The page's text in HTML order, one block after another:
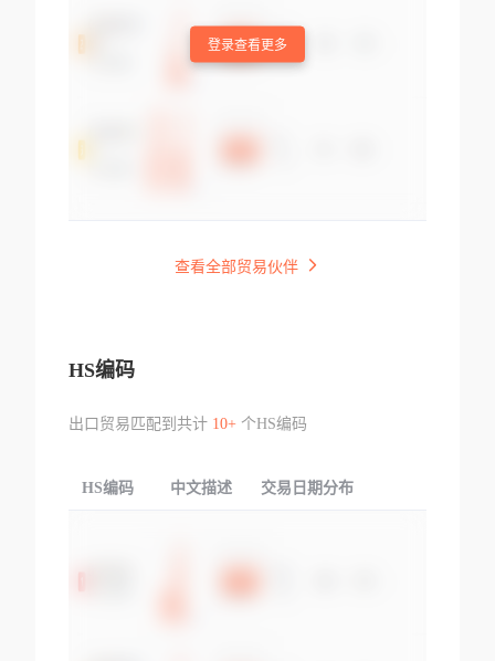
登录查看更多
查看全部贸易伙伴
HS编码
出口贸易匹配到共计 10+个HS编码
HS编码 中文描述 交易日期分布